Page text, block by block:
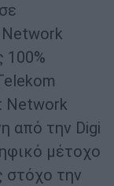
Network
100%
Network
από την Digi
μέτοχο
στόχο την